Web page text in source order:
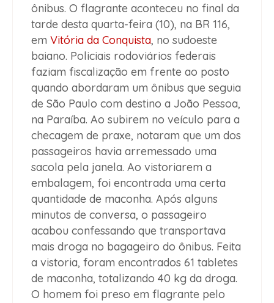
ônibus. O flagrante aconteceu no final da
tarde desta quarta-feira (10), na BR 116,
em Vitória da Conquista, no sudoeste
baiano. Policiais rodoviários federais
faziam fiscalização em frente ao posto
quando abordaram um ônibus que seguia
de São Paulo com destino a João Pessoa,
na Paraíba. Ao subirem no veículo para a
checagem de praxe, notaram que um dos
passageiros havia arremessado uma
sacola pela janela. Ao vistoriarem a
embalagem, foi encontrada uma certa
quantidade de maconha. Após alguns
minutos de conversa, o passageiro
acabou confessando que transportava
mais droga no bagageiro do ônibus. Feita
a vistoria, foram encontrados 61 tabletes
de maconha, totalizando 40 kg da droga.
O homem foi preso em flagrante pelo